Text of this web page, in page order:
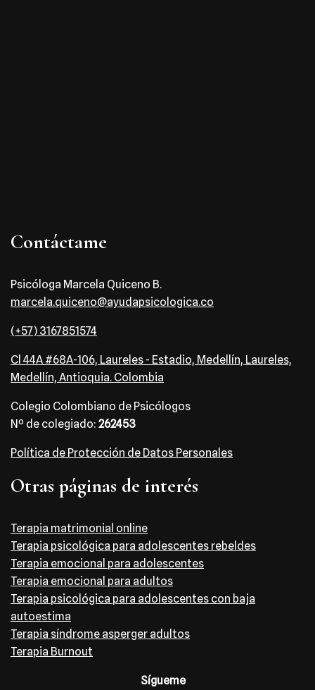
Contáctame
Psicóloga Marcela Quiceno B.
marcela.quiceno@ayudapsicologica.co
(+57) 3167851574
Cl 44A #68A-106, Laureles - Estadio, Medellín, Laureles,
Medellín, Antioquia. Colombia
Colegio Colombiano de Psicólogos
Nº de colegiado: 262453
Política de Protección de Datos Personales
Otras páginas de interés
Terapia matrimonial online
Terapia psicológica para adolescentes rebeldes
Terapia emocional para adolescentes
Terapia emocional para adultos
Terapia psicológica para adolescentes con baja
autoestima
Terapia síndrome asperger adultos
Terapia Burnout
Sígueme